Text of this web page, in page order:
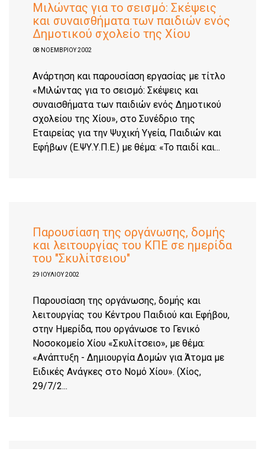
Μιλώντας για το σεισμό: Σκέψεις
και συναισθήματα των παιδιών ενός
Δημοτικού σχολείο της Χίου
08 ΝΟΕΜΒΡΊΟΥ 2002
Ανάρτηση και παρουσίαση εργασίας με τίτλο
«Μιλώντας για το σεισμό: Σκέψεις και
συναισθήματα των παιδιών ενός Δημοτικού
σχολείου της Χίου», στο Συνέδριο της
Εταιρείας για την Ψυχική Υγεία, Παιδιών και
Εφήβων (Ε.ΨΥ.Υ.Π.Ε.) με θέμα: «Το παιδί και...
Παρουσίαση της οργάνωσης, δομής
και λειτουργίας του ΚΠΕ σε ημερίδα
του "Σκυλίτσειου"
29 ΙΟΥΛΊΟΥ 2002
Παρουσίαση της οργάνωσης, δομής και
λειτουργίας του Κέντρου Παιδιού και Εφήβου,
στην Ημερίδα, που οργάνωσε το Γενικό
Νοσοκομείο Χίου «Σκυλίτσειο», με θέμα:
«Ανάπτυξη - Δημιουργία Δομών για Άτομα με
Ειδικές Ανάγκες στο Νομό Χίου». (Χίος,
29/7/2...